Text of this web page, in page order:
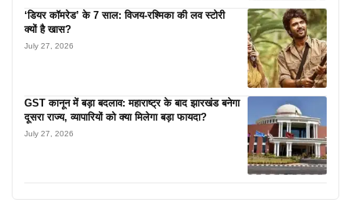
‘डियर कॉमरेड’ के 7 साल: विजय-रश्मिका की लव स्टोरी
क्यों है खास?
July 27, 2026
GST कानून में बड़ा बदलाव: महाराष्ट्र के बाद झारखंड बनेगा
दूसरा राज्य, व्यापारियों को क्या मिलेगा बड़ा फायदा?
July 27, 2026